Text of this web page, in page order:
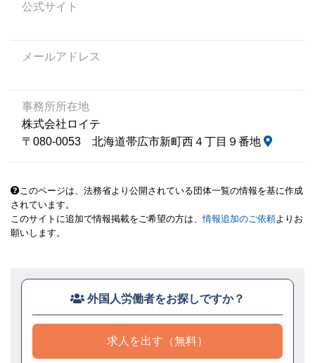
公式サイト
メールアドレス
事務所所在地
株式会社ロイテ
〒080-0053 北海道帯広市新町西４丁目９番地
このページは、法務省より公開されている団体一覧の情報を基に作成
されています。
このサイトに追加で情報掲載をご希望の方は、情報追加のご依頼よりお
願いします。
外国人労働者をお探しですか？
求人を出す（無料）